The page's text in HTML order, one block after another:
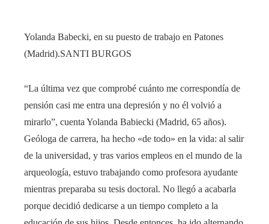
Yolanda Babecki, en su puesto de trabajo en Patones
(Madrid).SANTI BURGOS
“La última vez que comprobé cuánto me correspondía de
pensión casi me entra una depresión y no él volvió a
mirarlo”, cuenta Yolanda Babiecki (Madrid, 65 años).
Geóloga de carrera, ha hecho «de todo» en la vida: al salir
de la universidad, y tras varios empleos en el mundo de la
arqueología, estuvo trabajando como profesora ayudante
mientras preparaba su tesis doctoral. No llegó a acabarla
porque decidió dedicarse a un tiempo completo a la